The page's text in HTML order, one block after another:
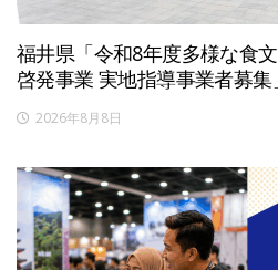
福井県「令和8年度多様な食
啓発事業 実地指導事業者募
2026年8月8日